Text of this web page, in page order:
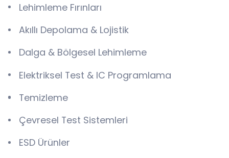
Lehimleme Fırınları
Akıllı Depolama & Lojistik
Dalga & Bölgesel Lehimleme
Elektriksel Test & IC Programlama
Temizleme
Çevresel Test Sistemleri
ESD Ürünler